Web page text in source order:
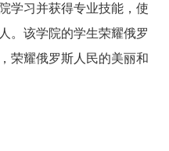
学习并获得专业技能，使
。该学院的学生荣耀俄罗
荣耀俄罗斯人民的美丽和